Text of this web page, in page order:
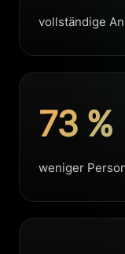
vollständige
73 %
weniger